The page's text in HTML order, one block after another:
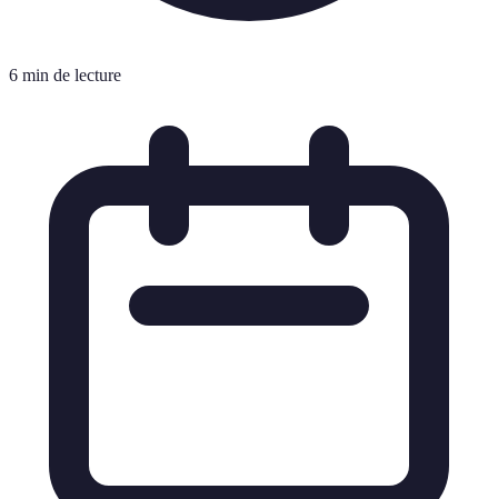
6 min de lecture